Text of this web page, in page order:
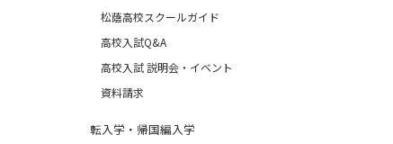
松蔭高校スクールガイド
高校入試Q&A
高校入試 説明会・イベント
資料請求
転入学・帰国編入学